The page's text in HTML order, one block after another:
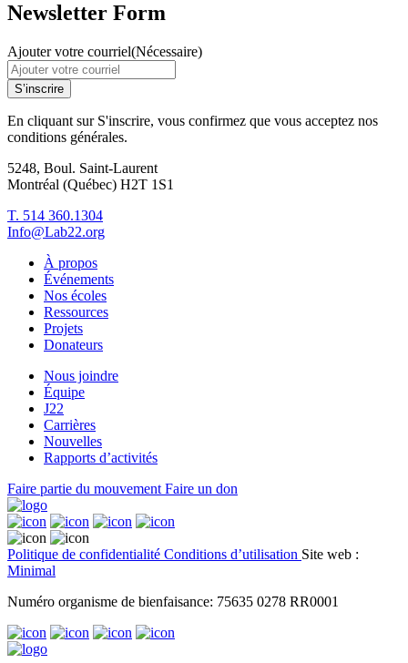
Newsletter Form
Ajouter votre courriel(Nécessaire)
S’inscrire
En cliquant sur S'inscrire, vous confirmez que vous acceptez nos
conditions générales.
5248, Boul. Saint-Laurent
Montréal (Québec) H2T 1S1
T. 514 360.1304
Info@Lab22.org
À propos
Événements
Nos écoles
Ressources
Projets
Donateurs
Nous joindre
Équipe
J22
Carrières
Nouvelles
Rapports d’activités
Faire partie du mouvement Faire un don
Politique de confidentialité Conditions d’utilisation Site web :
Minimal
Numéro organisme de bienfaisance: 75635 0278 RR0001